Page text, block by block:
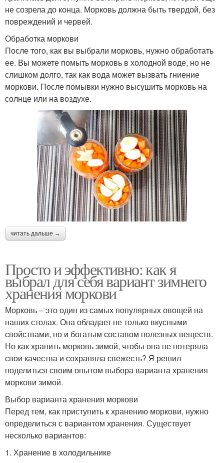
не созрела до конца. Морковь должна быть твердой, без
повреждений и червей.
Обработка моркови
После того, как вы выбрали морковь, нужно обработать
ее. Вы можете помыть морковь в холодной воде, но не
слишком долго, так как вода может вызвать гниение
моркови. После помывки нужно высушить морковь на
солнце или на воздухе.
читать дальше →
Просто и эффективно: как я
выбрал для себя вариант зимнего
хранения моркови
Морковь – это один из самых популярных овощей на
наших столах. Она обладает не только вкусными
свойствами, но и богатым составом полезных веществ.
Но как хранить морковь зимой, чтобы она не потеряла
свои качества и сохраняла свежесть? Я решил
поделиться своим опытом выбора варианта хранения
моркови зимой.
Выбор варианта хранения моркови
Перед тем, как приступить к хранению моркови, нужно
определиться с вариантом хранения. Существует
несколько вариантов:
1. Хранение в холодильнике